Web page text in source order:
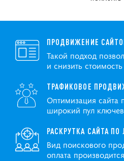
ПРОДВИЖЕНИЕ
Такой подход
и снизить
ТРАФИКОВОЕ
Оптимизация сайта
широкий пул
РАСКРУТКА САЙТА ПО
Вид поискового
оплата